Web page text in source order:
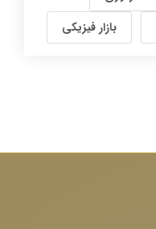
بازار فیزیکی